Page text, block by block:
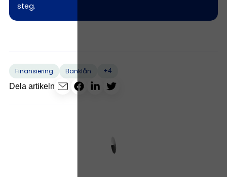
steg.
Finansiering Banklån
+4
Dela artikeln